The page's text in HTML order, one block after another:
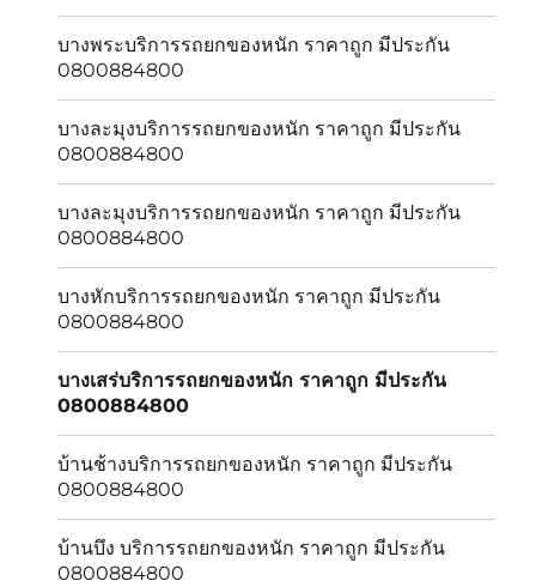
บางพระบริการรถยกของหนัก ราคาถูก มีประกัน
0800884800
บางละมุงบริการรถยกของหนัก ราคาถูก มีประกัน
0800884800
บางละมุงบริการรถยกของหนัก ราคาถูก มีประกัน
0800884800
บางหักบริการรถยกของหนัก ราคาถูก มีประกัน
0800884800
บางเสร่บริการรถยกของหนัก ราคาถูก มีประกัน
0800884800
บ้านช้างบริการรถยกของหนัก ราคาถูก มีประกัน
0800884800
บ้านบึง บริการรถยกของหนัก ราคาถูก มีประกัน
0800884800